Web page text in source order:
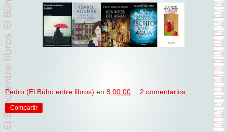
Pedro (El Búho entre libros) en 8:00:00 2 comentarios:
Compartir